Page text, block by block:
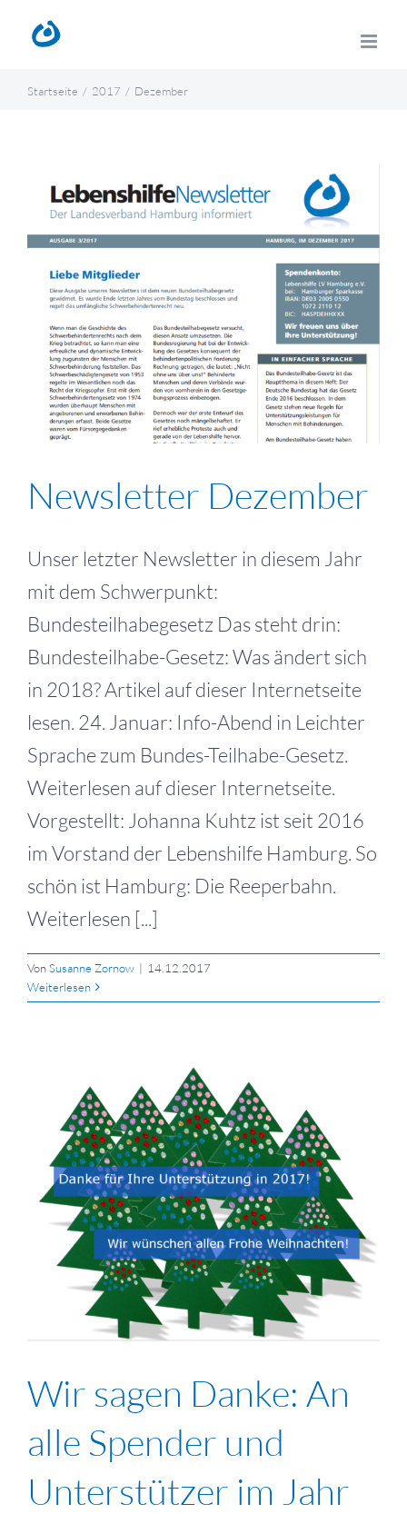
Inhalt
Startseite 2017 Dezember
Newsletter Dezember
Unser letzter Newsletter in diesem Jahr
mit dem Schwerpunkt:
Bundesteilhabegesetz Das steht drin:
Bundesteilhabe-Gesetz: Was ändert sich
in 2018? Artikel auf dieser Internetseite
lesen. 24. Januar: Info-Abend in Leichter
Sprache zum Bundes-Teilhabe-Gesetz.
Weiterlesen auf dieser Internetseite.
Vorgestellt: Johanna Kuhtz ist seit 2016
im Vorstand der Lebenshilfe Hamburg. So
schön ist Hamburg: Die Reeperbahn.
Weiterlesen [...]
VonSusanne Zornow | 14.12.2017
Weiterlesen
Wir sagen Danke: An
alle Spender und
Unterstützer im Jahr